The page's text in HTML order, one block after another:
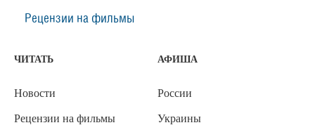
Рецензии на фильмы
ЧИТАТЬ
Новости
Рецензии на фильмы
АФИША
России
Украины